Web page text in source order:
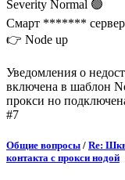
Severity Normal 🟢
Смарт *******
👉 Node up
Уведомления о
включена в шаблон
прокси но
#7
Общие вопросы / Re:
контакта с прокси нодой